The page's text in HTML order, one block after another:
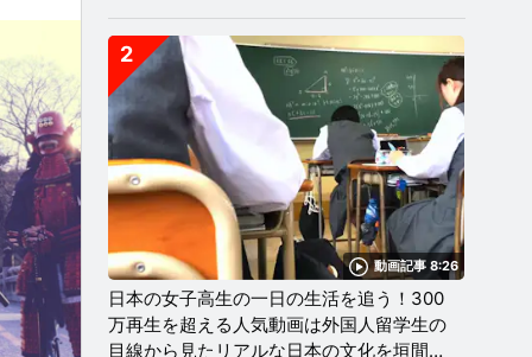
動画記事 8:26
2
日本の女子高生の一日の生活を追う！300
万再生を超える人気動画は外国人留学生の
目線から見たリアルな日本の文化を垣間見